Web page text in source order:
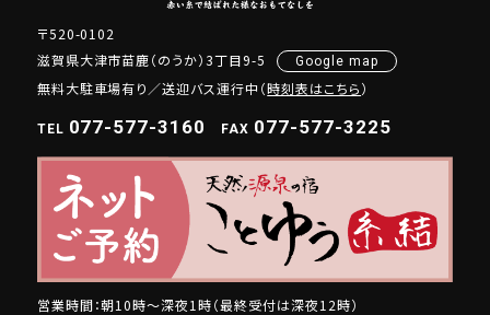
〒520-0102
滋賀県大津市苗鹿（のうか）3丁目9-5
Google map
無料大駐車場有り／送迎バス運行中（時刻表はこちら）
TEL 077-577-3160 FAX 077-577-3225
営業時間：朝10時～深夜1時（最終受付は深夜12時）